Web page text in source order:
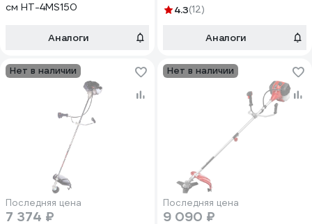
см HT-4MS150
Аналоги
4.3(12)
Аналоги
Нет в наличии
Последняя цена
7 374 ₽
Нет в наличии
Последняя цена
9 090 ₽